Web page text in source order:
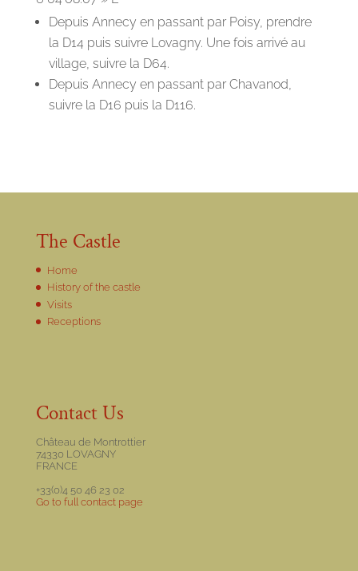
Depuis Annecy en passant par Poisy, prendre
la D14 puis suivre Lovagny. Une fois arrivé au
village, suivre la D64.
Depuis Annecy en passant par Chavanod,
suivre la D16 puis la D116.
The Castle
Home
History of the castle
Visits
Receptions
Contact Us
Château de Montrottier
74330 LOVAGNY
FRANCE
+33(0)4 50 46 23 02
Go to full contact page